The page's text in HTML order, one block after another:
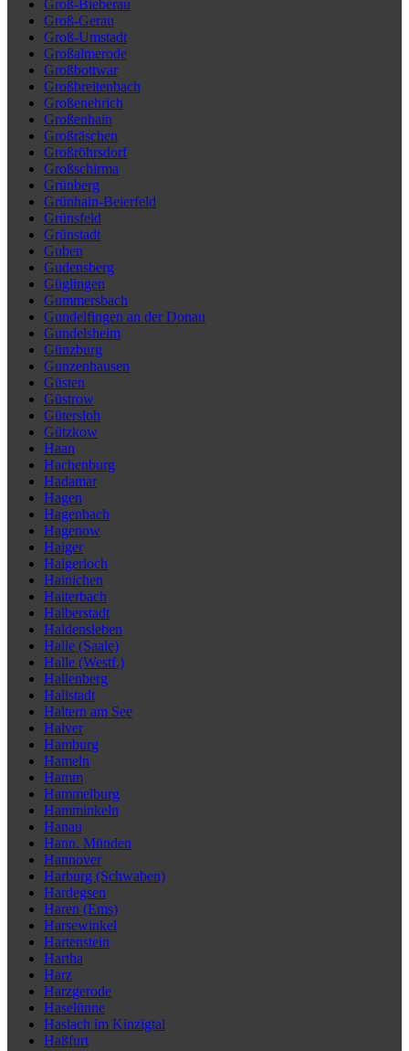
Groß-Bieberau
Groß-Gerau
Groß-Umstadt
Großalmerode
Großbottwar
Großbreitenbach
Großenehrich
Großenhain
Großräschen
Großröhrsdorf
Großschirma
Grünberg
Grünhain-Beierfeld
Grünsfeld
Grünstadt
Guben
Gudensberg
Güglingen
Gummersbach
Gundelfingen an der Donau
Gundelsheim
Günzburg
Gunzenhausen
Güsten
Güstrow
Gütersloh
Gützkow
Haan
Hachenburg
Hadamar
Hagen
Hagenbach
Hagenow
Haiger
Haigerloch
Hainichen
Haiterbach
Halberstadt
Haldensleben
Halle (Saale)
Halle (Westf.)
Hallenberg
Hallstadt
Haltern am See
Halver
Hamburg
Hameln
Hamm
Hammelburg
Hamminkeln
Hanau
Hann. Münden
Hannover
Harburg (Schwaben)
Hardegsen
Haren (Ems)
Harsewinkel
Hartenstein
Hartha
Harz
Harzgerode
Haselünne
Haslach im Kinzigtal
Haßfurt